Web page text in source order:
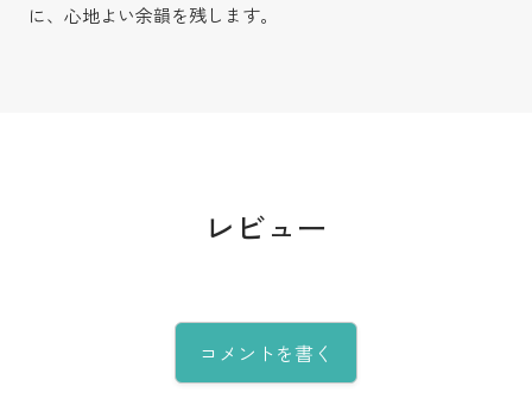
に、心地よい余韻を残します。
レビュー
コメントを書く